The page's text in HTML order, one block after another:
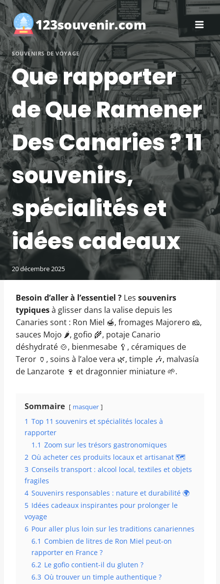
Aller
au
contenu 123souvenir.com
SOUVENIRS DE VOYAGE
Que rapporter
de Que Ramener
Des Canaries ? 11
souvenirs,
spécialités et
idées cadeaux
20 décembre 2025
Besoin d’aller à l’essentiel ? Les souvenirs
typiquesà glisser dans la valise depuis les
Canaries sont : Ron Miel 🍯, fromages Majorero 🧀,
sauces Mojo 🌶️, gofio 🌾, potaje Canario
déshydraté 🍲, bienmesabe 🥄, céramiques de
Teror 🏺, soins à l’aloe vera 🌿, timple 🎶, malvasía
de Lanzarote 🍷 et dragonnier miniature 🌱.
Sommaire masquer
1 Top 11 souvenirs et spécialités locales à
rapporter
1.1 Zoom sur les trésors gastronomiques
2 Où acheter ces produits locaux et artisanat 🗺️
3 Conseils transport : alcool local, textiles et objets
fragiles
4 Souvenirs responsables : nature et durabilité 🌍
5 Idées cadeaux inspirantes pour prolonger le
voyage
6 Pour aller plus loin sur les traditions canariennes
6.1 Combien de litres de Ron Miel peut-on
rapporter en France ?
6.2 Le gofio contient-il du gluten ?
6.3 Où trouver un timple authentique ?